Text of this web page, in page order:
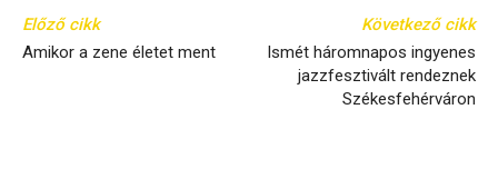
Előző cikk
Amikor a zene életet ment
Következő cikk
Ismét háromnapos ingyenes
jazzfesztivált rendeznek
Székesfehérváron